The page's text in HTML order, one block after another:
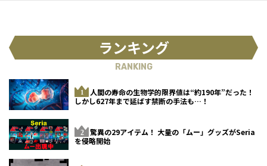
ランキング
RANKING
人間の寿命の生物学的限界値は“約190年”だった！
しかし627年まで延ばす禁断の手法も…！
驚異の29アイテム！ 大量の「ムー」グッズがSeria
を侵略開始